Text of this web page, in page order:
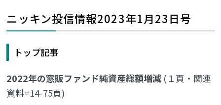
ニッキン投信情報2023年1月23日号
トップ記事
2022年の窓販ファンド純資産総額増減 (１頁・関連
資料=14-75頁)